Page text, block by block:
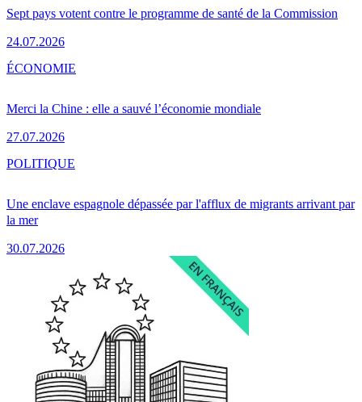
Sept pays votent contre le programme de santé de la Commission
24.07.2026
Merci la Chine : elle a sauvé l’économie mondiale
27.07.2026
ÉCONOMIE
Une enclave espagnole dépassée par l'afflux de migrants arrivant par
la mer
30.07.2026
POLITIQUE